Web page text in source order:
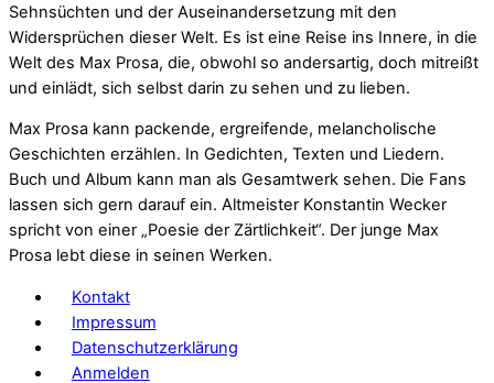
Sehnsüchten und der Auseinandersetzung mit den
Widersprüchen dieser Welt. Es ist eine Reise ins Innere, in die
Welt des Max Prosa, die, obwohl so andersartig, doch mitreißt
und einlädt, sich selbst darin zu sehen und zu lieben.
Max Prosa kann packende, ergreifende, melancholische
Geschichten erzählen. In Gedichten, Texten und Liedern.
Buch und Album kann man als Gesamtwerk sehen. Die Fans
lassen sich gern darauf ein. Altmeister Konstantin Wecker
spricht von einer „Poesie der Zärtlichkeit“. Der junge Max
Prosa lebt diese in seinen Werken.
Kontakt
Impressum
Datenschutzerklärung
Anmelden